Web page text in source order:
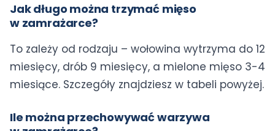
Jak długo można trzymać mięso
w zamrażarce?
To zależy od rodzaju – wołowina wytrzyma do 12
miesięcy, drób 9 miesięcy, a mielone mięso 3-4
miesiące. Szczegóły znajdziesz w tabeli powyżej.
Ile można przechowywać warzywa